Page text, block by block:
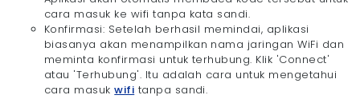
cara masuk ke wifi tanpa kata sandi.
Konfirmasi: Setelah berhasil memindai, aplikasi
biasanya akan menampilkan nama jaringan WiFi dan
meminta konfirmasi untuk terhubung. Klik 'Connect'
atau 'Terhubung'. Itu adalah cara untuk mengetahui
cara masukwifi tanpa sandi.